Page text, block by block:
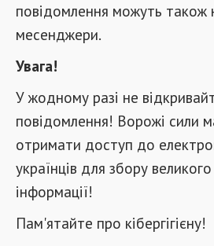
повідомлення можуть також
месенджери.
Увага!
У жодному разі не
повідомлення! Ворожі сили
отримати доступ до
українців для збору
інформації!
Пам'ятайте про кібергігієну!